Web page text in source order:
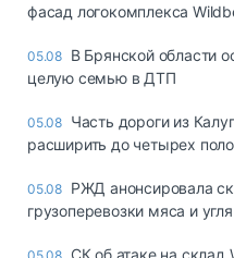
фасад логокомплекса
05.08 В Брянской области
целую семью в ДТП
05.08 Часть дороги из
расширить до четырех
05.08 РЖД анонсировала
грузоперевозки мяса и
СК об атаке на склад